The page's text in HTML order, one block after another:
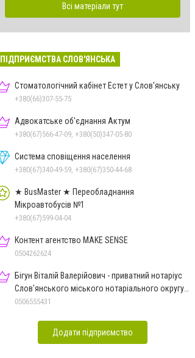
Всі матеріали тут
ПІДПРИЄМСТВА СЛОВ'ЯНСЬКА
Стоматологічний кабінет Естет у Слов'янську
+380(66)307-55-75
Адвокатське об'єднання Актум
+380(67)566-47-09, +380(50)347-05-80
Система сповіщення населення
+380(67)340-49-59, +380(67)350-44-68
★ BusMaster ★ Переобладнання
Мікроавтобусів №1
+380(67)599-04-04
Контент агентство MAKE SENSE
0504262624
Бігун Віталій Валерійович - приватний нотаріус
Слов'янського міського нотаріального округу
Дон.обл.
0506555431
Додати підприємство